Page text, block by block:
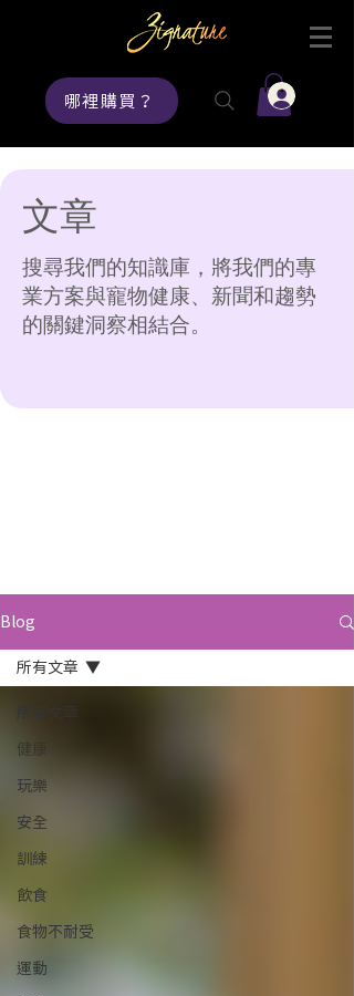
哪裡購買？
文章
搜尋我們的知識庫，將我們的專
業方案與寵物健康、新聞和趨勢
的關鍵洞察相結合。
Blog
所有文章
健康
玩樂
安全
訓練
飲食
食物不耐受
運動
所有文章